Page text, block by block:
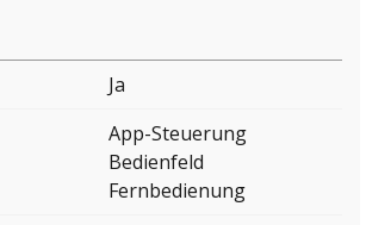
Ja
App-Steuerung
Bedienfeld
Fernbedienung